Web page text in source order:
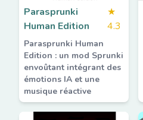
Parasprunki
Human Edition
★
4.3
Parasprunki Human
Edition : un mod Sprunki
envoûtant intégrant des
émotions IA et une
musique réactive